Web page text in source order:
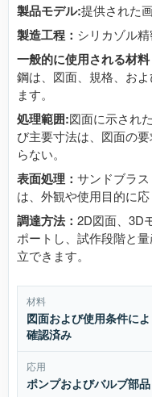
製品モデル:提供された
製造工程： シリカゾル
一般的に使用される材料
鋼は、図面、規格、お
ます。
処理範囲:図面に示され
び主要寸法は、図面の
らない。
表面処理： サンドブラ
は、外観や使用目的に
調達方法： 2D図面、3D
ポートし、試作段階と
立できます。
材料
図面および使用条件によ
確認済み
応用
ポンプおよびバルブ部品